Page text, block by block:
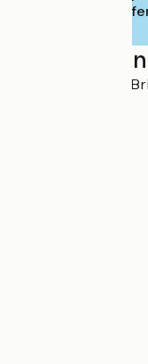
Localisation
46 cours Aristide